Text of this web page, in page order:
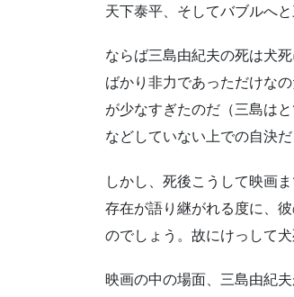
天下泰平、そしてバブルへ
ならば三島由紀夫の死は犬
ばかり非力であっただけな
が少なすぎたのだ（三島は
などしていない上での自決
しかし、死後こうして映画
存在が語り継がれる度に、
のでしょう。故にけっして犬
映画の中の場面、三島由紀